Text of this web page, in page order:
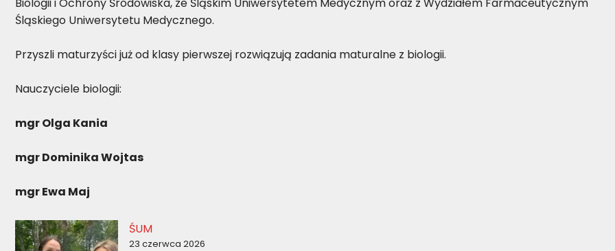
Śląskiego Uniwersytetu Medycznego.
Przyszli maturzyści już od klasy pierwszej rozwiązują zadania maturalne z biologii.
Nauczyciele biologii:
mgr Olga Kania
mgr Dominika Wojtas
mgr Ewa Maj
ŚUM
23 czerwca 2026